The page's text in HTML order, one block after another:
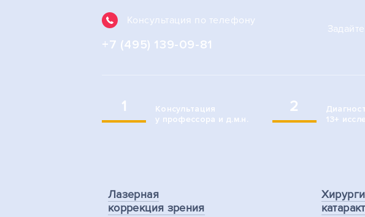
Консультация по телефону
+7 (495) 139-09-81
1
Консультация
у профессора и д.м.н.
2
13+
Лазерная
коррекция зрения